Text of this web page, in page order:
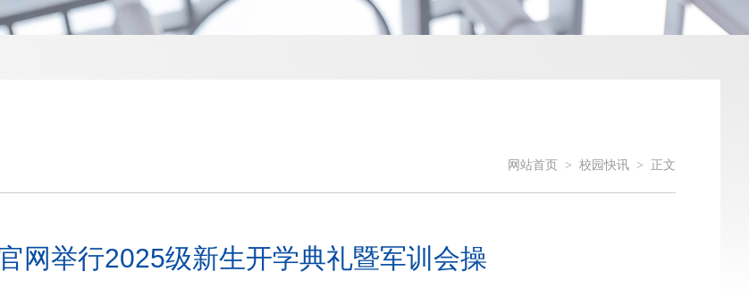
网站首页 > 校园快讯 > 正文
网举行2025级新生开学典礼暨军训会操